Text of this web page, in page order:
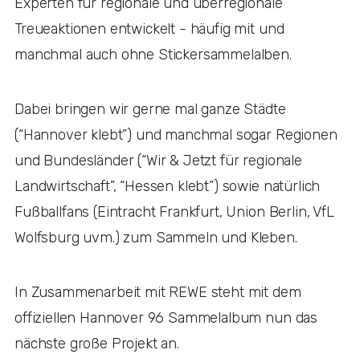
Treueaktionen entwickelt - häufig mit und
manchmal auch ohne Stickersammelalben.
Dabei bringen wir gerne mal ganze Städte
(“Hannover klebt”) und manchmal sogar Regionen
und Bundesländer (“Wir & Jetzt für regionale
Landwirtschaft”, “Hessen klebt”) sowie natürlich
Fußballfans (Eintracht Frankfurt, Union Berlin, VfL
Wolfsburg uvm.) zum Sammeln und Kleben.
In Zusammenarbeit mit REWE steht mit dem
offiziellen Hannover 96 Sammelalbum nun das
nächste große Projekt an.